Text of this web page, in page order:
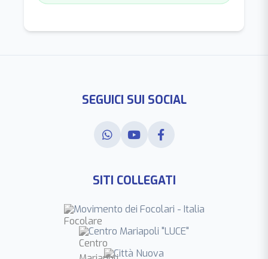
SEGUICI SUI SOCIAL
SITI COLLEGATI
Movimento dei Focolari - Italia
Centro Mariapoli "LUCE"
Città Nuova